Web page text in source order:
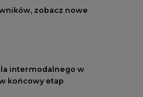
zobacz nowe
intermodalnego w
końcowy etap